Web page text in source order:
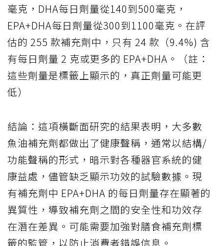
毫克，DHA每日劑量從140到500毫克，
EPA+DHA每日劑量從300到1100毫克。在評
估的 255 款補充劑中，只有 24 款（9.4%) 含
有每日劑量 2 克或更多的 EPA+DHA。（註：
這些劑量是標籤上顯示的，真正劑量可能更
低）
結論：這項橫斷面研究的結果表明，大多數
魚油補充劑都做出了健康聲稱，通常以結構/
功能聲稱的形式，暗示對各種器官系統的健
康益處，儘管缺乏顯示功效的試驗數據。現
有補充劑中 EPA+DHA 的每日劑量存在顯著的
異質性，導致補充劑之間的安全性和功效存
在潛在差異。可能需要加強對膳食補充劑標
籤的監管，以防止消費者錯誤信息。